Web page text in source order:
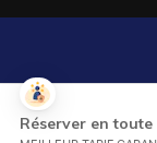
Réserver en